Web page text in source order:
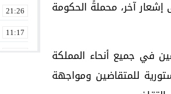
مهام الدفاع ابتداءً من الأول من نونبر 2024 وحتى إشعار آخر، محملةً الحكومة
في جميع أنحاء المملكة
للمتقاضين ومواجهة
21:26
11:17